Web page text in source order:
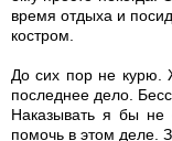
время отдыха и
костром.
До сих пор не курю.
последнее дело.
Наказывать я бы не
помочь в этом деле.